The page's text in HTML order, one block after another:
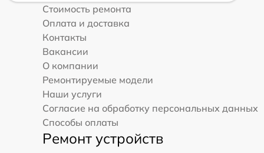
Стоимость ремонта
Оплата и доставка
Контакты
Вакансии
О компании
Ремонтируемые модели
Наши услуги
Согласие на обработку персональных данных
Способы оплаты
Ремонт устройств